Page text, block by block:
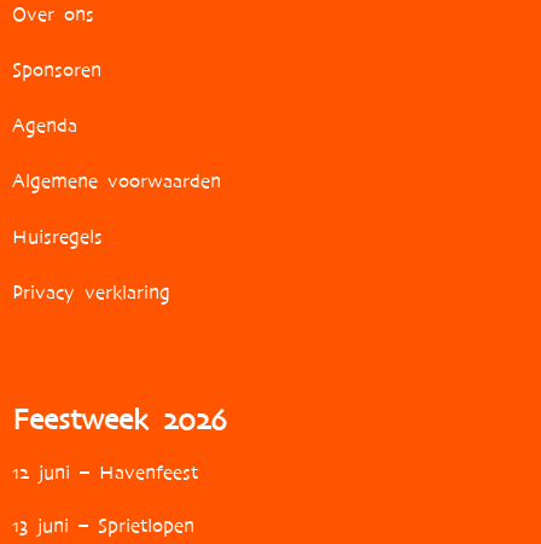
Over ons
Sponsoren
Agenda
Algemene voorwaarden
Huisregels
Privacy verklaring
Feestweek 2026
12 juni – Havenfeest
13 juni – Sprietlopen